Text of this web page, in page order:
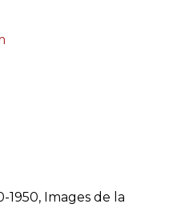
Images de la